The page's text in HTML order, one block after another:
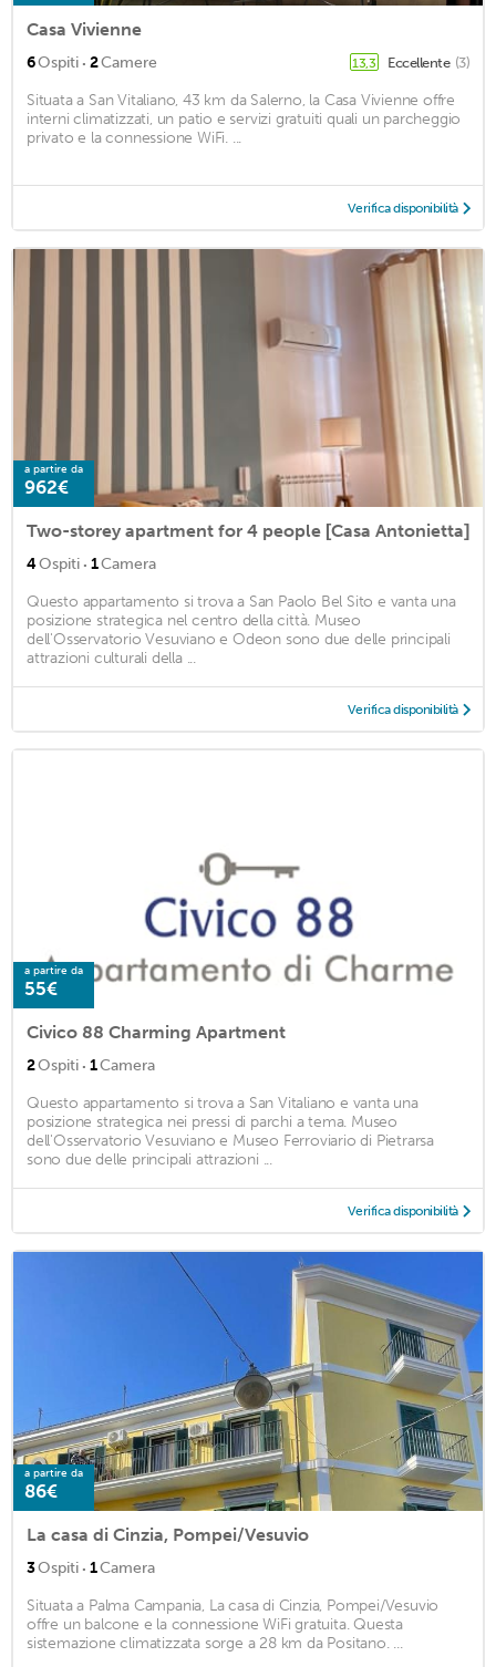
Casa Vivienne
6Ospiti · 2Camere 13,3 Eccellente (3)
Situata a San Vitaliano, 43 km da Salerno, la Casa Vivienne offre
interni climatizzati, un patio e servizi gratuiti quali un parcheggio
privato e la connessione WiFi. ...
Verifica disponibilità
a partire da
962€
Two-storey apartment for 4 people [Casa Antonietta]
4Ospiti · 1Camera
Questo appartamento si trova a San Paolo Bel Sito e vanta una
posizione strategica nel centro della città. Museo
dell'Osservatorio Vesuviano e Odeon sono due delle principali
attrazioni culturali della ...
Verifica disponibilità
a partire da
55€
Civico 88 Charming Apartment
2Ospiti · 1Camera
Questo appartamento si trova a San Vitaliano e vanta una
posizione strategica nei pressi di parchi a tema. Museo
dell'Osservatorio Vesuviano e Museo Ferroviario di Pietrarsa
sono due delle principali attrazioni ...
Verifica disponibilità
a partire da
86€
La casa di Cinzia, Pompei/Vesuvio
3Ospiti · 1Camera
Situata a Palma Campania, La casa di Cinzia, Pompei/Vesuvio
offre un balcone e la connessione WiFi gratuita. Questa
sistemazione climatizzata sorge a 28 km da Positano. ...